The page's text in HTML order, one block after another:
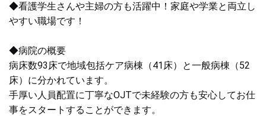
◆看護学生さんや主婦の方も活躍中！家庭や学業と両立し
やすい職場です！
◆病院の概要
病床数93床で地域包括ケア病棟（41床）と一般病棟（52
床）に分かれています。
手厚い人員配置に丁寧なOJTで未経験の方も安心してお仕
事をスタートすることができます。